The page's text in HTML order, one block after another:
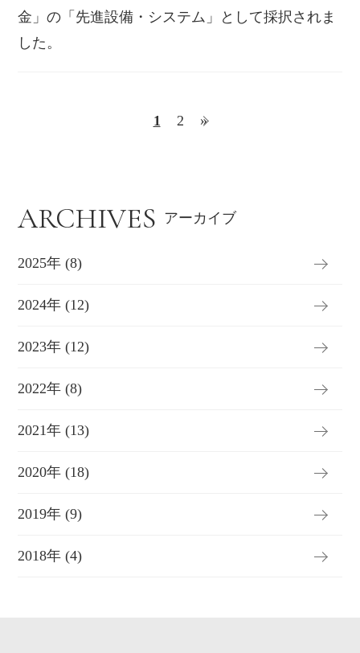
金」の「先進設備・システム」として採択されま
した。
1 2 »
ARCHIVES アーカイブ
2025年 (8)
2024年 (12)
2023年 (12)
2022年 (8)
2021年 (13)
2020年 (18)
2019年 (9)
2018年 (4)